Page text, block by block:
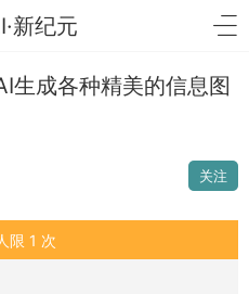
新纪元
生成各种精美的信息图
关注
限 1 次